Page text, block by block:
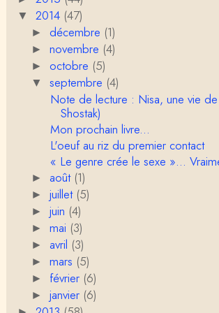
Christophe Darmangeat
C'est peut-être là où il faudrait
u'on appelle le genre, parce que
Anonymous
Je pense que VB a raison, mais
disparition du genre dont parle
Sylvain Lejeune
Bonjour, j'ai trouvé cette
France très stimulante, ce qui m'a
Christophe Darmangeat
Lis cela (jusqu'au bout !) : https://
asses.net/2018/06/xenophobie-
Damian
Bravo et Merci pour cette
e n'a pas attendu l'époque
VB
Je trouve, au contraire, que la
▼ 2014 (47)
► décembre (1)
►novembre (4)
► octobre (5)
▼septembre (4)
Note de lecture : Nisa, une vie
Shostak)
Mon prochain livre...
L'oeuf au riz du premier contact
« Le genre crée le sexe »...
►août (1)
►juillet (5)
►juin (4)
►mai (3)
►avril (3)
►mars (5)
► février (6)
►janvier (6)